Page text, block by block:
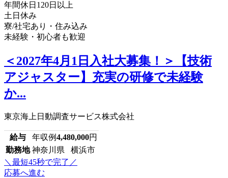
年間休日120日以上
土日休み
寮/社宅あり・住み込み
未経験・初心者も歓迎
＜2027年4月1日入社大募集！＞【技術
アジャスター】充実の研修で未経験
か...
東京海上日動調査サービス株式会社
給与 年収例4,480,000円
勤務地 神奈川県 横浜市
＼最短45秒で完了／
応募へ進む